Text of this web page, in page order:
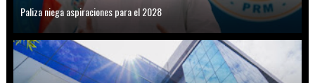
Paliza niega aspiraciones para el 2028